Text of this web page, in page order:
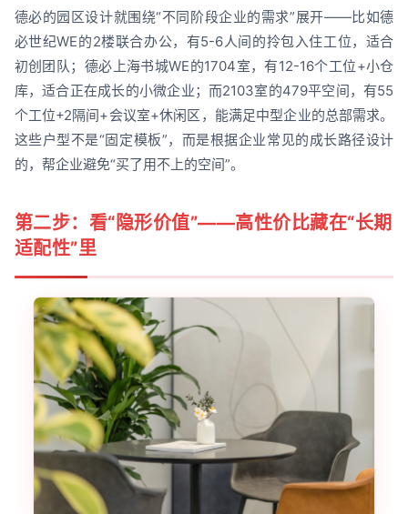
德必的园区设计就围绕“不同阶段企业的需求”展开——比如德
必世纪WE的2楼联合办公，有5-6人间的拎包入住工位，适合
初创团队；德必上海书城WE的1704室，有12-16个工位+小仓
库，适合正在成长的小微企业；而2103室的479平空间，有55
个工位+2隔间+会议室+休闲区，能满足中型企业的总部需求。
这些户型不是“固定模板”，而是根据企业常见的成长路径设计
的，帮企业避免“买了用不上的空间”。
第二步：看“隐形价值”——高性价比藏在“长期
适配性”里